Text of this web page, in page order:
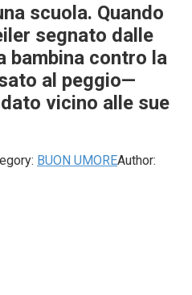
scuola. Quando
segnato dalle
bambina contro la
al peggio—
vicino alle sue
BUON UMOREAuthor: